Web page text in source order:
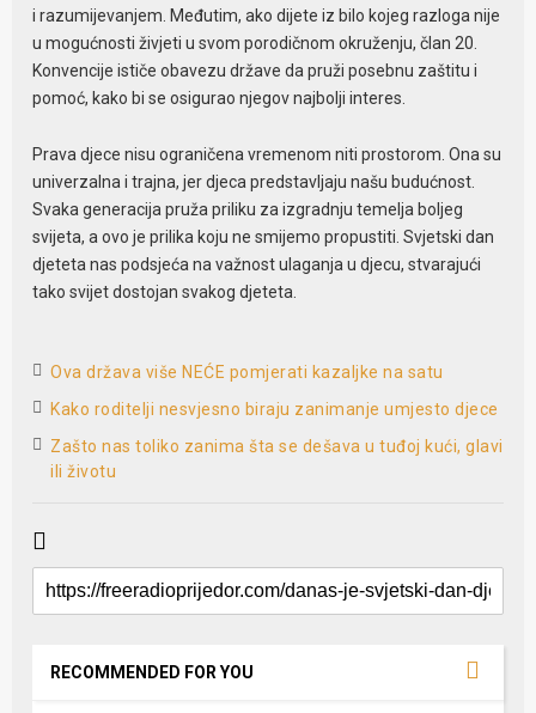
i razumijevanjem. Međutim, ako dijete iz bilo kojeg razloga nije
u mogućnosti živjeti u svom porodičnom okruženju, član 20.
Konvencije ističe obavezu države da pruži posebnu zaštitu i
pomoć, kako bi se osigurao njegov najbolji interes.
Prava djece nisu ograničena vremenom niti prostorom. Ona su
univerzalna i trajna, jer djeca predstavljaju našu budućnost.
Svaka generacija pruža priliku za izgradnju temelja boljeg
svijeta, a ovo je prilika koju ne smijemo propustiti. Svjetski dan
djeteta nas podsjeća na važnost ulaganja u djecu, stvarajući
tako svijet dostojan svakog djeteta.
Ova država više NEĆE pomjerati kazaljke na satu
Kako roditelji nesvjesno biraju zanimanje umjesto djece
Zašto nas toliko zanima šta se dešava u tuđoj kući, glavi
ili životu
RECOMMENDED FOR YOU